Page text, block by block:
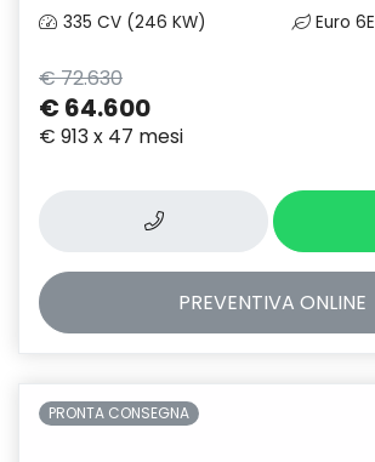
335 CV (246 KW) Euro 6E
€ 72.630
€ 64.600
€ 913 x 47 mesi
PREVENTIVA ONLINE
PRONTA CONSEGNA